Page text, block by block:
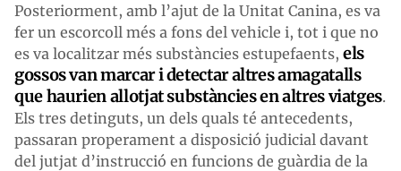
Posteriorment, amb l’ajut de la Unitat Canina, es va
fer un escorcoll més a fons del vehicle i, tot i que no
es va localitzar més substàncies estupefaents, els
gossos van marcar i detectar altres amagatalls
que haurien allotjat substàncies en altres viatges.
Els tres detinguts, un dels quals té antecedents,
passaran properament a disposició judicial davant
del jutjat d’instrucció en funcions de guàrdia de la